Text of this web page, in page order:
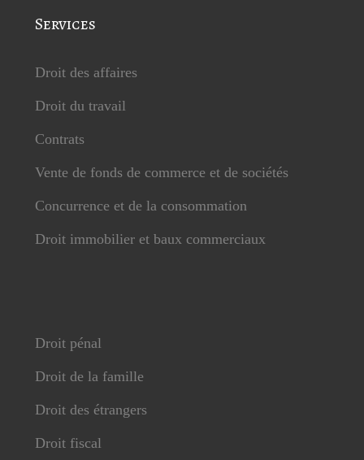
Services
Droit des affaires
Droit du travail
Contrats
Vente de fonds de commerce et de sociétés
Concurrence et de la consommation
Droit immobilier et baux commerciaux
Droit pénal
Droit de la famille
Droit des étrangers
Droit fiscal